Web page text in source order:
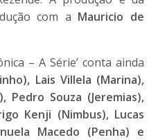
com a Mauricio de
– A Série’ conta ainda
Lais Villela (Marina),
Pedro Souza (Jeremias),
Kenji (Nimbus), Lucas
Macedo (Penha) e